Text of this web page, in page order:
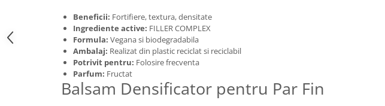
Beneficii: Fortifiere, textura, densitate
Ingrediente active: FILLER COMPLEX
Formula: Vegana si biodegradabila
Ambalaj: Realizat din plastic reciclat si reciclabil
Potrivit pentru: Folosire frecventa
Parfum: Fructat
Balsam Densificator pentru Par Fin